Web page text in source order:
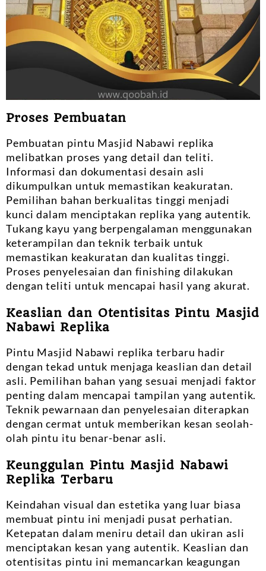
Proses Pembuatan
Pembuatan pintu Masjid Nabawi replika
melibatkan proses yang detail dan teliti.
Informasi dan dokumentasi desain asli
dikumpulkan untuk memastikan keakuratan.
Pemilihan bahan berkualitas tinggi menjadi
kunci dalam menciptakan replika yang autentik.
Tukang kayu yang berpengalaman menggunakan
keterampilan dan teknik terbaik untuk
memastikan keakuratan dan kualitas tinggi.
Proses penyelesaian dan finishing dilakukan
dengan teliti untuk mencapai hasil yang akurat.
Keaslian dan Otentisitas Pintu Masjid
Nabawi Replika
Pintu Masjid Nabawi replika terbaru hadir
dengan tekad untuk menjaga keaslian dan detail
asli. Pemilihan bahan yang sesuai menjadi faktor
penting dalam mencapai tampilan yang autentik.
Teknik pewarnaan dan penyelesaian diterapkan
dengan cermat untuk memberikan kesan seolah-
olah pintu itu benar-benar asli.
Keunggulan Pintu Masjid Nabawi
Replika Terbaru
Keindahan visual dan estetika yang luar biasa
membuat pintu ini menjadi pusat perhatian.
Ketepatan dalam meniru detail dan ukiran asli
menciptakan kesan yang autentik. Keaslian dan
otentisitas pintu ini memancarkan keagungan